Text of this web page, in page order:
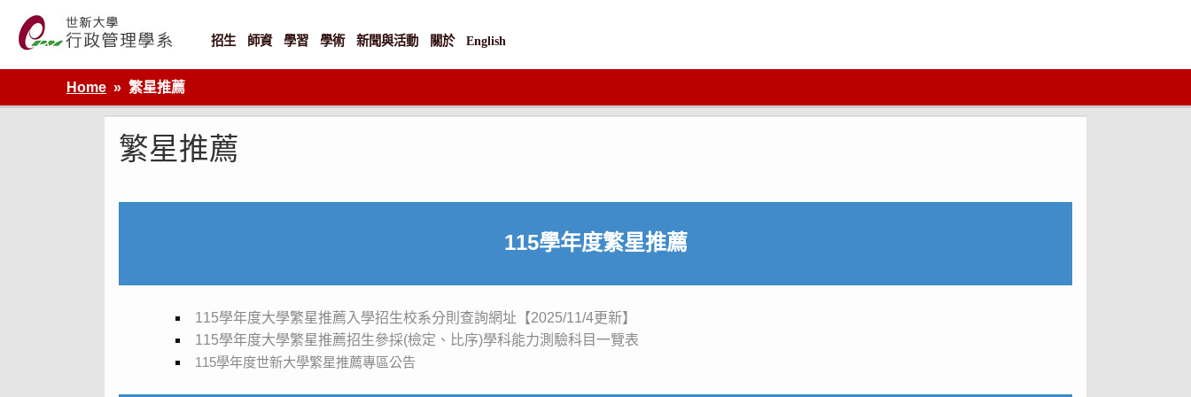
content
世新大學行政管理學系網站
招生 師資 學習 學術 新聞與活動 關於 English
Home 繁星推薦
繁星推薦
115學年度繁星推薦
115學年度大學繁星推薦入學招生校系分則查詢網址【2025/11/4更新】
115學年度大學繁星推薦招生參採(檢定、比序)學科能力測驗科目一覽表
115學年度世新大學繁星推薦專區公告